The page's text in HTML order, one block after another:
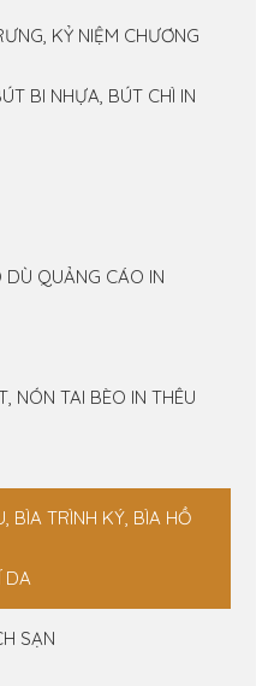
KỶ NIỆM CHƯƠNG
BI NHỰA, BÚT CHÌ IN
QUẢNG CÁO IN
NÓN TAI BÈO IN THÊU
BÌA TRÌNH KÝ, BÌA HỒ
DA
SẠN